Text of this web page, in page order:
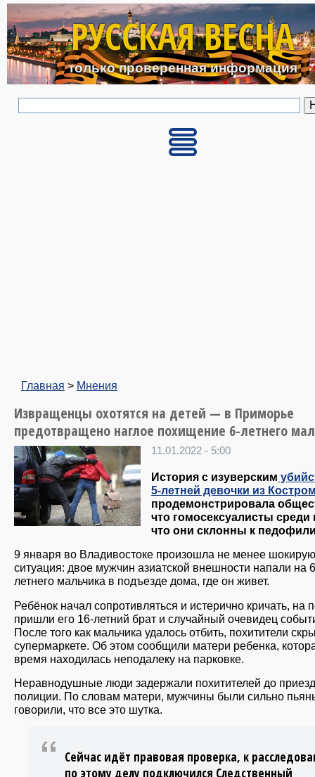
Перейти к основному
РУССКАЯ ВЕСНА
только проверенная информация
Главная > Мнения
Извращенцы охотятся на детей — в Приморье
предотвращено наглое похищение 6-летнего
11.01.2022 - 5:00
История с изуверским
5-летней девочки из
продемонстрировала
что гомосексуалисты среди
что они склонны к
9 января во Владивостоке произошла не менее
ситуация: двое мужчин азиатской внешности напали на
летнего мальчика в подъезде дома, где он живет.
Ребёнок начал сопротивляться и истерично кричать, на
пришли его 16-летний брат и случайный очевидец
После того как мальчика удалось отбить, похитители
супермаркете. Об этом сообщили матери ребенка,
время находилась неподалеку на парковке.
Неравнодушные люди задержали похитителей до
полиции. По словам матери, мужчины были сильно
говорили, что все это шутка.
Сейчас идёт правовая проверка, к
по этому делу подключился Следственный